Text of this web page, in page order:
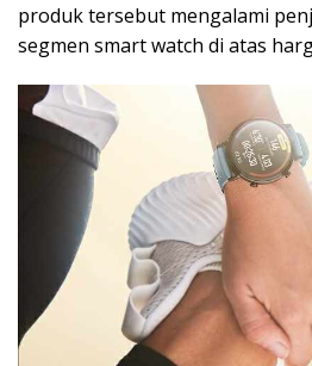
produk tersebut mengalami
segmen smart watch di atas